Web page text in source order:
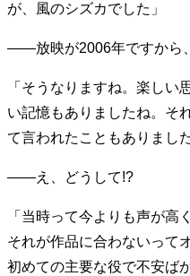
が、風のシズカでした」
——放映が2006年ですから
「そうなりますね。楽しい
い記憶もありましたね。そ
て言われたこともありました
——え、どうして!?
「当時って今よりも声が高
それが作品に合わないって
初めての主要な役で不安ば